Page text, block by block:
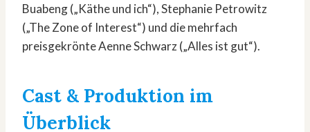
Buabeng („Käthe und ich“), Stephanie Petrowitz
(„The Zone of Interest“) und die mehrfach
preisgekrönte Aenne Schwarz („Alles ist gut“).
Cast & Produktion im
Überblick